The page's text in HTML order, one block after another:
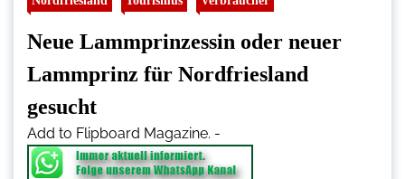
Neue Lammprinzessin oder neuer
Lammprinz für Nordfriesland
gesucht
Add to Flipboard Magazine. -